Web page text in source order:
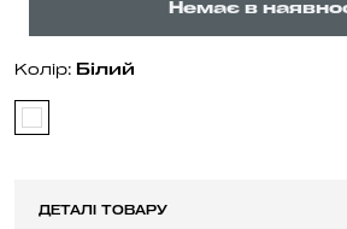
Немає в
Колір: Бiлий
ДЕТАЛІ ТОВАРУ